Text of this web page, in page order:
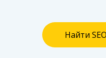
Найти